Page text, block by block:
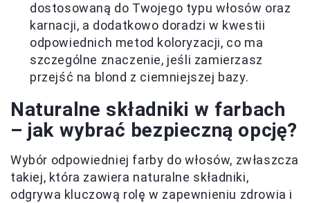
dostosowaną do Twojego typu włosów oraz
karnacji, a dodatkowo doradzi w kwestii
odpowiednich metod koloryzacji, co ma
szczególne znaczenie, jeśli zamierzasz
przejść na blond z ciemniejszej bazy.
Naturalne składniki w farbach
– jak wybrać bezpieczną opcję?
Wybór odpowiedniej farby do włosów, zwłaszcza
takiej, która zawiera naturalne składniki,
odgrywa kluczową rolę w zapewnieniu zdrowia i